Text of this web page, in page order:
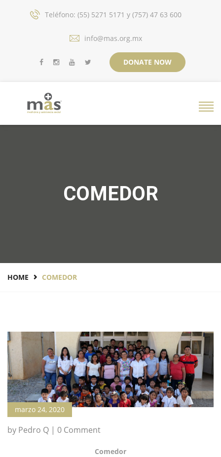
Teléfono: (55) 5271 5171 y (757) 47 63 600
info@mas.org.mx
DONATE NOW
COMEDOR
HOME COMEDOR
marzo 24, 2020
by Pedro Q | 0 Comment
Comedor